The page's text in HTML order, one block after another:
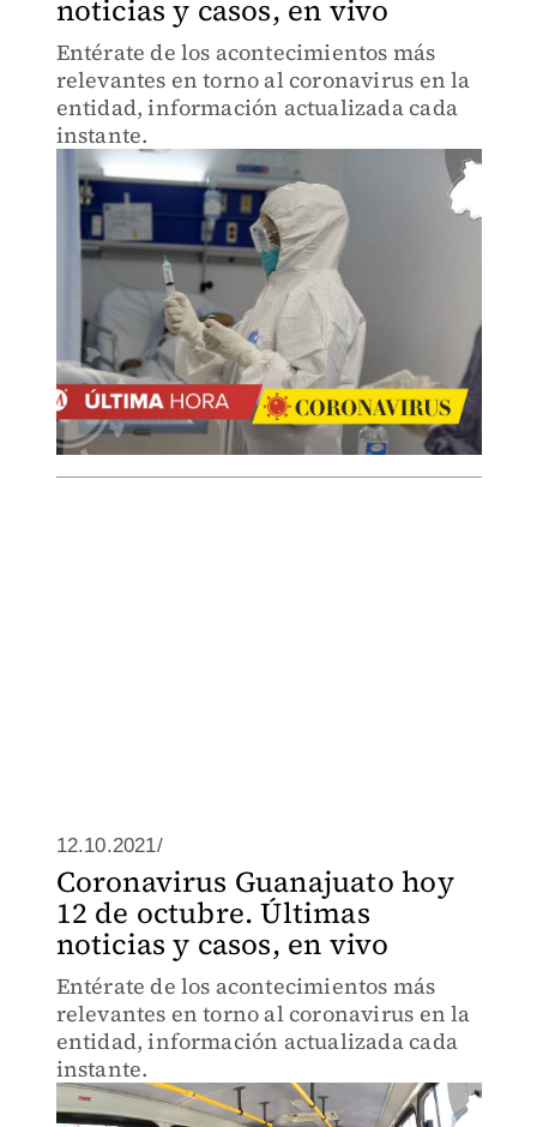
noticias y casos, en vivo
Entérate de los acontecimientos más
relevantes en torno al coronavirus en la
entidad, información actualizada cada
instante.
12.10.2021/
Coronavirus Guanajuato hoy
12 de octubre. Últimas
noticias y casos, en vivo
Entérate de los acontecimientos más
relevantes en torno al coronavirus en la
entidad, información actualizada cada
instante.